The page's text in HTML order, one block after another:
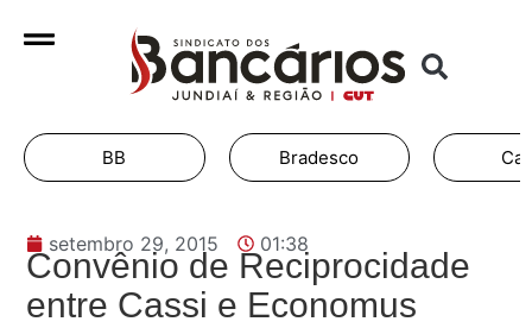
BB Bradesco
setembro 29, 2015 01:38
Convênio de Reciprocidade
entre Cassi e Economus